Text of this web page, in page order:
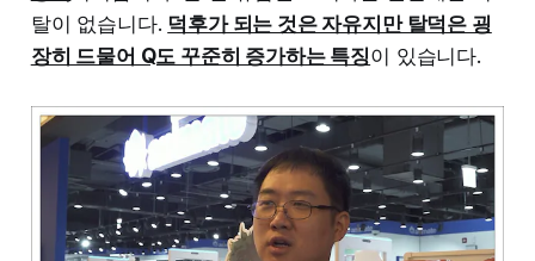
탈이 없습니다. 덕후가 되는 것은 자유지만 탈덕은 굉
장히 드물어 Q도 꾸준히 증가하는 특징이 있습니다.